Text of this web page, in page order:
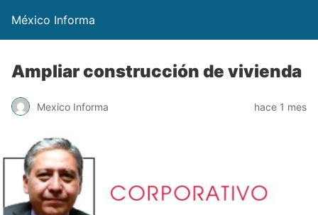
México Informa
Ampliar construcción de vivienda
Mexico Informa hace 1 mes